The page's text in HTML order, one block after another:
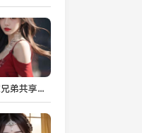
为何祝家兄弟共享后一枚夹心饼引发如此大的关注？